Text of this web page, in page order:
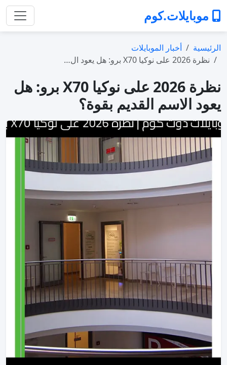
موبايلات.كوم
الرئيسية
أخبار الموبايلات
نظرة 2026 على نوكيا X70 برو: هل يعود ال…
نظرة 2026 على نوكيا X70 برو: هل
يعود الاسم القديم بقوة؟